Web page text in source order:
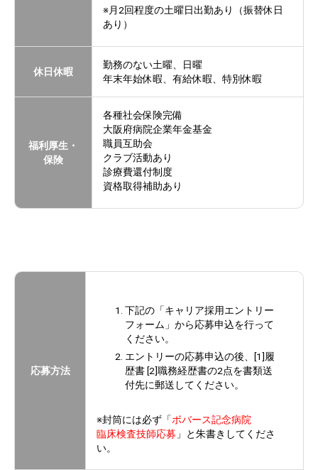
※月2回程度の土曜日出勤あり（振替休日
あり）
休日休暇
勤務のない土曜、日曜
年末年始休暇、有給休暇、特別休暇
福利厚生・
保険
各種社会保険完備
大阪府病院企業年金基金
職員互助会
クラブ活動あり
診療費還付制度
資格取得補助あり
応募方法
下記の「キャリア採用エントリー
フォーム」から応募申込を行って
ください。
エントリーの応募申込の後、[1]履
歴書 [2]職務経歴書の2点を書類送
付先に郵送してください。
※封筒には必ず「ボバース記念病院
臨床検査技師応募 」と朱書きしてくださ
い。